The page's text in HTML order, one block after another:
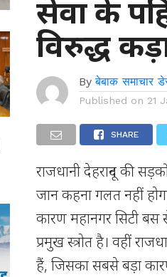
सेवा के
विरुद्ध
By बेबाक समाचार
Published on 21
SHARE
राजधानी देहरादून की
जान कहना गलत नहीं
कारण महानगर सिटी बस
प्रमुख स्त्रोत है। वहीं
हैं, जिसका सबसे बड़ा